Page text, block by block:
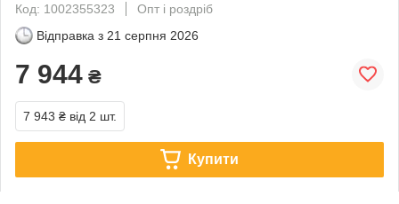
Код: 1002355323
Опт і роздріб
Відправка з 21 серпня 2026
7 944 ₴
7 943 ₴ від 2 шт.
Купити